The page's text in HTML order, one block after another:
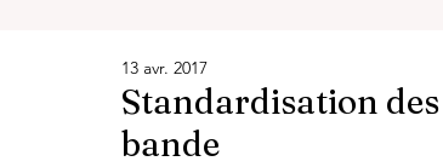
Standardisation
bande
13 avr. 2017